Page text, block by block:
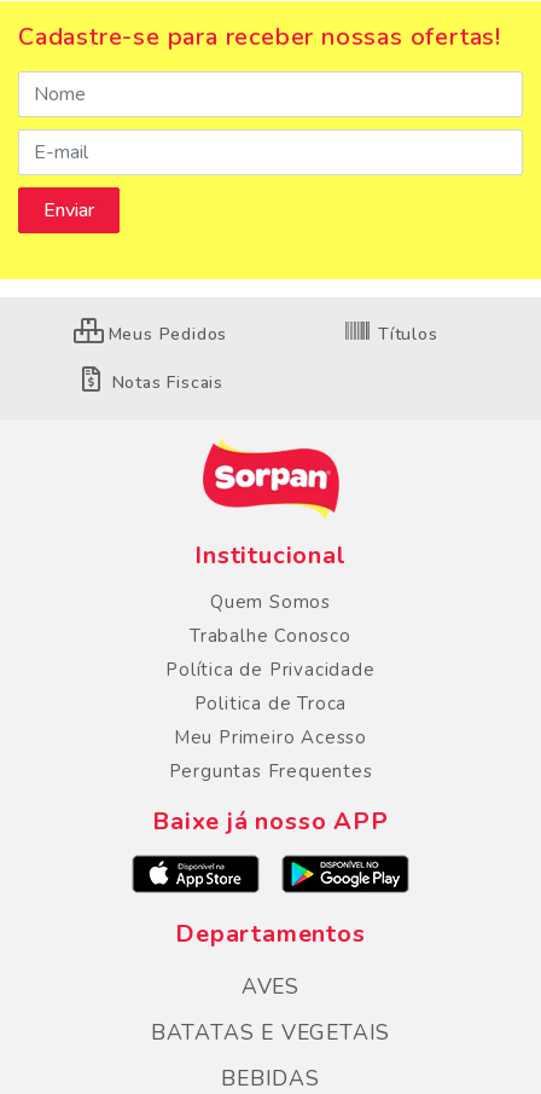
Cadastre-se para receber nossas ofertas!
Meus Pedidos Títulos
Notas Fiscais
Institucional
Quem Somos
Trabalhe Conosco
Política de Privacidade
Politica de Troca
Meu Primeiro Acesso
Perguntas Frequentes
Baixe já nosso APP
Departamentos
AVES
BATATAS E VEGETAIS
BEBIDAS